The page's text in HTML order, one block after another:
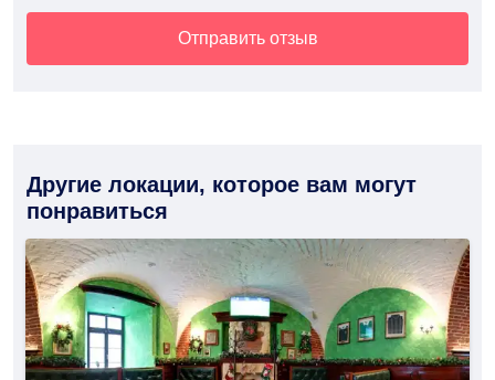
Отправить отзыв
Другие локации, которое вам могут
понравиться